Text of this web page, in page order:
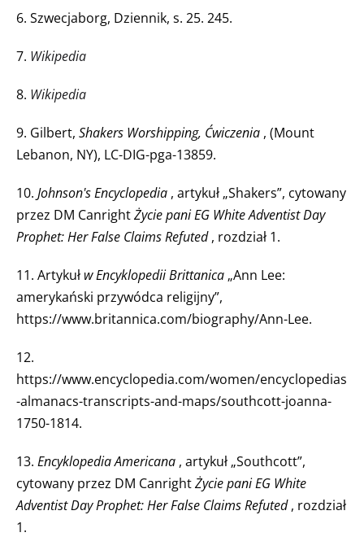
6. Szwecjaborg, Dziennik, s. 25. 245.
7. Wikipedia
8. Wikipedia
9. Gilbert, Shakers Worshipping, Ćwiczenia , (Mount
Lebanon, NY), LC-DIG-pga-13859.
10. Johnson's Encyclopedia , artykuł „Shakers”, cytowany
przez DM CanrightŻycie pani EG White Adventist Day
Prophet: Her False Claims Refuted, rozdział 1.
11. Artykuł w Encyklopedii Brittanica „Ann Lee:
amerykański przywódca religijny”,
https://www.britannica.com/biography/Ann-Lee.
12.
https://www.encyclopedia.com/women/encyclopedias
-almanacs-transcripts-and-maps/southcott-joanna-
1750-1814.
13. Encyklopedia Americana , artykuł „Southcott”,
cytowany przez DM CanrightŻycie pani EG White
Adventist Day Prophet: Her False Claims Refuted, rozdział
1.